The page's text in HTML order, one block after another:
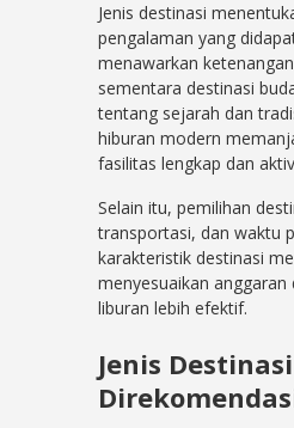
Jenis destinasi
pengalaman yang
menawarkan
sementara destinasi
tentang sejarah dan
hiburan modern
fasilitas lengkap dan
Selain itu, pemilihan
transportasi, dan waktu
karakteristik destinasi
menyesuaikan
liburan lebih efektif.
Jenis